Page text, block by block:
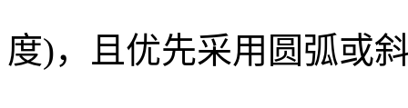
度)，且优先采用圆弧或